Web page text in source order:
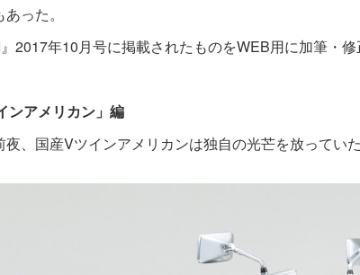
った。
』2017年10月号に掲載されたものをWEB用に加筆・修
ンアメリカン」編
夜、国産Vツインアメリカンは独自の光芒を放っていた